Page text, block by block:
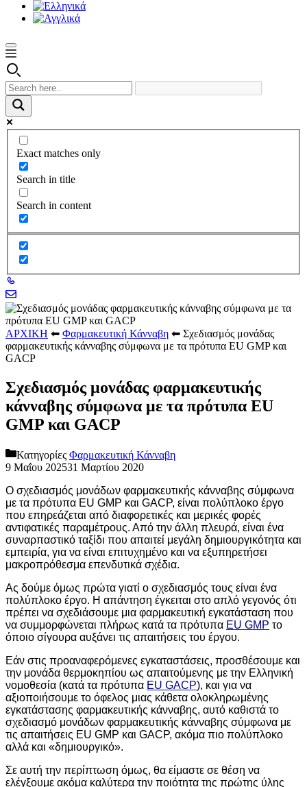
Exact matches only
Search in title
Search in content
ΑΡΧΙΚΗ ⬅ Φαρμακευτική Κάνναβη ⬅ Σχεδιασμός μονάδας
φαρμακευτικής κάνναβης σύμφωνα με τα πρότυπα EU GMP και
GACP
Σχεδιασμός μονάδας φαρμακευτικής
κάνναβης σύμφωνα με τα πρότυπα EU
GMP και GACP
Κατηγορίες Φαρμακευτική Κάνναβη
9 Μαΐου 202531 Μαρτίου 2020
O σχεδιασμός μονάδων φαρμακευτικής κάνναβης σύμφωνα
με τα πρότυπα EU GMP και GACP, είναι πολύπλοκο έργο
που επηρεάζεται από διαφορετικές και μερικές φορές
αντιφατικές παραμέτρους. Από την άλλη πλευρά, είναι ένα
συναρπαστικό ταξίδι που απαιτεί μεγάλη δημιουργικότητα και
εμπειρία, για να είναι επιτυχημένο και να εξυπηρετήσει
μακροπρόθεσμα επενδυτικά σχέδια.
Ας δούμε όμως πρώτα γιατί ο σχεδιασμός τους είναι ένα
πολύπλοκο έργο. Η απάντηση έγκειται στο απλό γεγονός ότι
πρέπει να σχεδιάσουμε μια φαρμακευτική εγκατάσταση που
να συμμορφώνεται πλήρως κατά τα πρότυπα EU GMP το
όποιο σίγουρα αυξάνει τις απαιτήσεις του έργου.
Εάν στις προαναφερόμενες εγκαταστάσεις, προσθέσουμε και
την μονάδα θερμοκηπίου ως απαιτούμενης με την Ελληνική
νομοθεσία (κατά τα πρότυπα EU GACP), και για να
αξιοποιήσουμε το όφελος μιας κάθετα ολοκληρωμένης
εγκατάστασης φαρμακευτικής κάνναβης, αυτό καθιστά το
σχεδιασμό μονάδων φαρμακευτικής κάνναβης σύμφωνα με
τις απαιτήσεις EU GMP και GACP, ακόμα πιο πολύπλοκο
αλλά και «δημιουργικό».
Σε αυτή την περίπτωση όμως, θα είμαστε σε θέση να
ελέγξουμε ακόμα καλύτερα την ποιότητα της πρώτης ύλης